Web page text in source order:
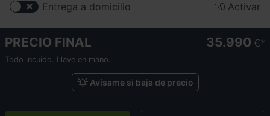
Entrega a domicilio Activar
PRECIO FINAL 35.990 €
Todo incuido. Llave en mano.
Avísame si baja de precio